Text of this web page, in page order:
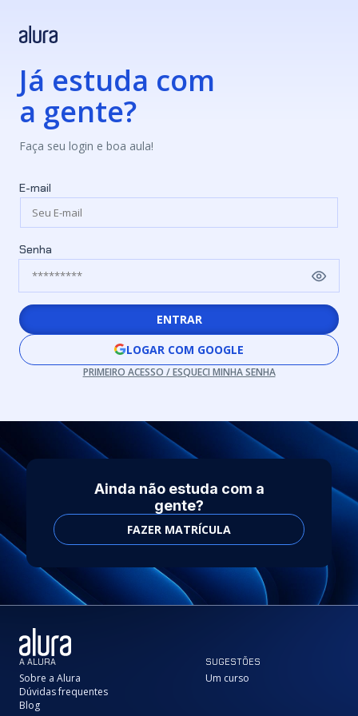
Já estuda com
a gente?
Faça seu login e boa aula!
E-mail
Senha
ENTRAR
LOGAR COM GOOGLE
PRIMEIRO ACESSO / ESQUECI MINHA SENHA
Ainda não estuda com a
gente?
FAZER MATRÍCULA
A ALURA
Sobre a Alura
Dúvidas frequentes
Blog
SUGESTÕES
Um curso